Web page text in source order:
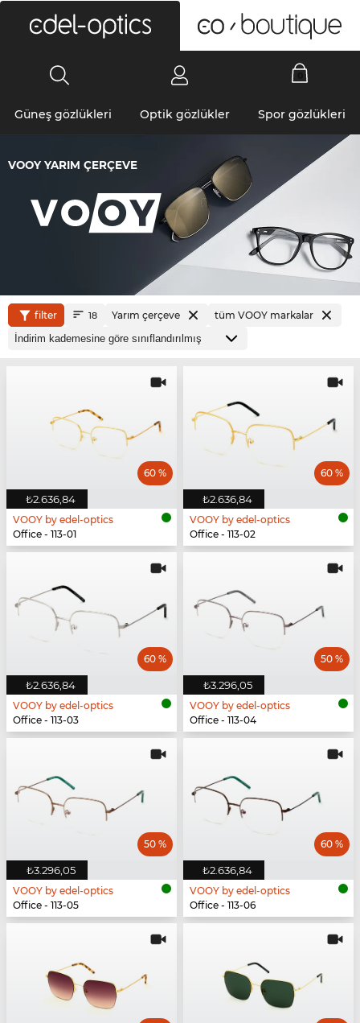
Güneş gözlükleri Optik gözlükler Spor gözlükleri
VOOY YARIM ÇERÇEVE
filter 18 Yarım çerçeve tüm VOOY markalar
₺2.636,84
60 %
VOOY by edel-optics
Office - 113-01
₺2.636,84
60 %
VOOY by edel-optics
Office - 113-02
₺2.636,84
60 %
VOOY by edel-optics
Office - 113-03
₺3.296,05
50 %
VOOY by edel-optics
Office - 113-04
₺3.296,05
50 %
VOOY by edel-optics
Office - 113-05
₺2.636,84
60 %
VOOY by edel-optics
Office - 113-06